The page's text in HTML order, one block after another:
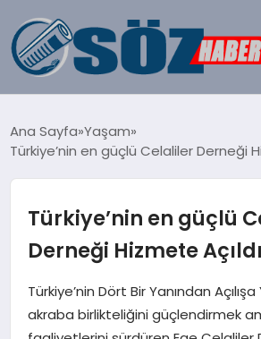
SPOR
MAGAZIN
EKONOMI
EĞITIM
Ana Sayfa Yaşam
Türkiye’nin en güçlü Celaliler Derneği
Türkiye’nin en güçlü
Derneği Hizmete Açıldı
Türkiye’nin Dört Bir Yanından
akraba birlikteliğini güçlendirmek